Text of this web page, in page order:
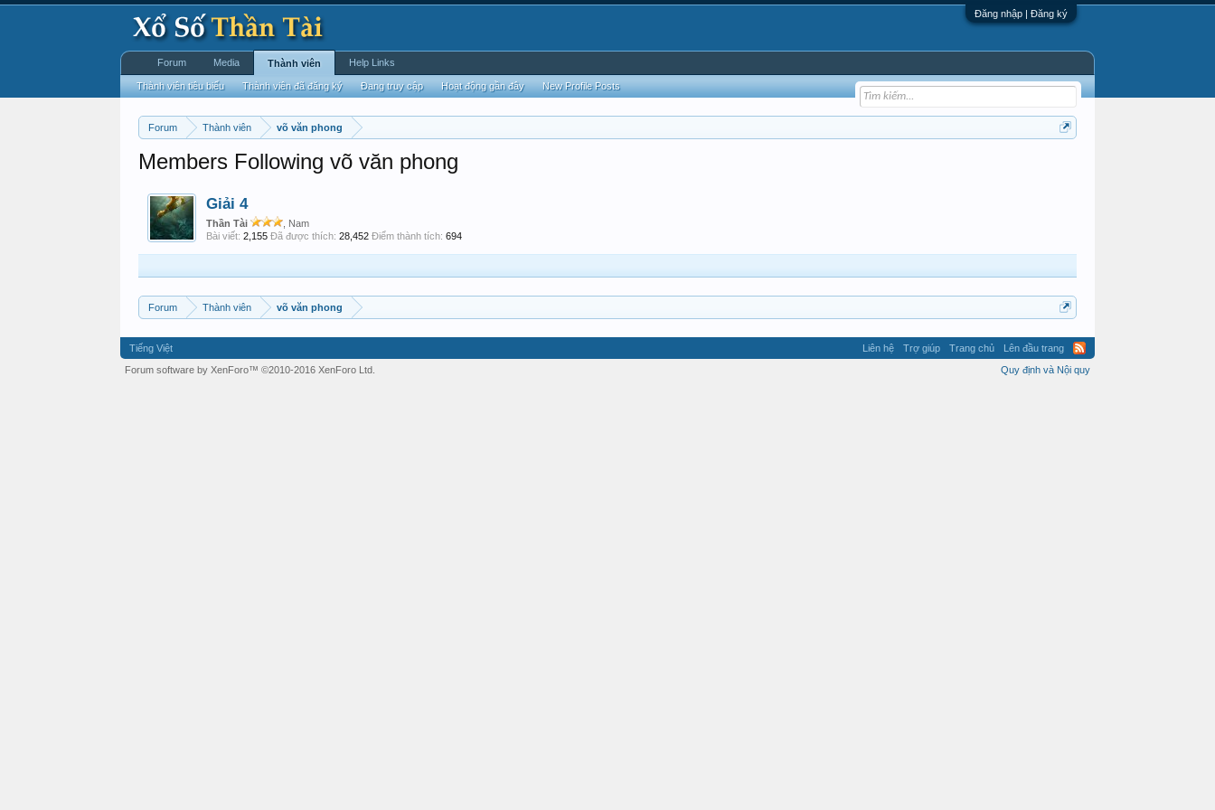
Đăng nhập | Đăng ký
Forum Thành viên võ văn phong
Members Following võ văn phong
Giải 4
Thần Tài
, Nam
Bài viết: 2,155 Đã được thích: 28,452 Điểm thành tích: 694
Forum Thành viên võ văn phong
Forum Media Thành viên
Thành viên tiêu biểu Thành viên đã đăng ký Đang truy cập Hoạt động gần đây New Profile Posts
Help Links
Tiếng Việt Liên hệ Trợ giúp Trang chủ
Lên đầu trang
Quy định và Nội quy
Forum software by XenForo™ ©2010-2016 XenForo Ltd.